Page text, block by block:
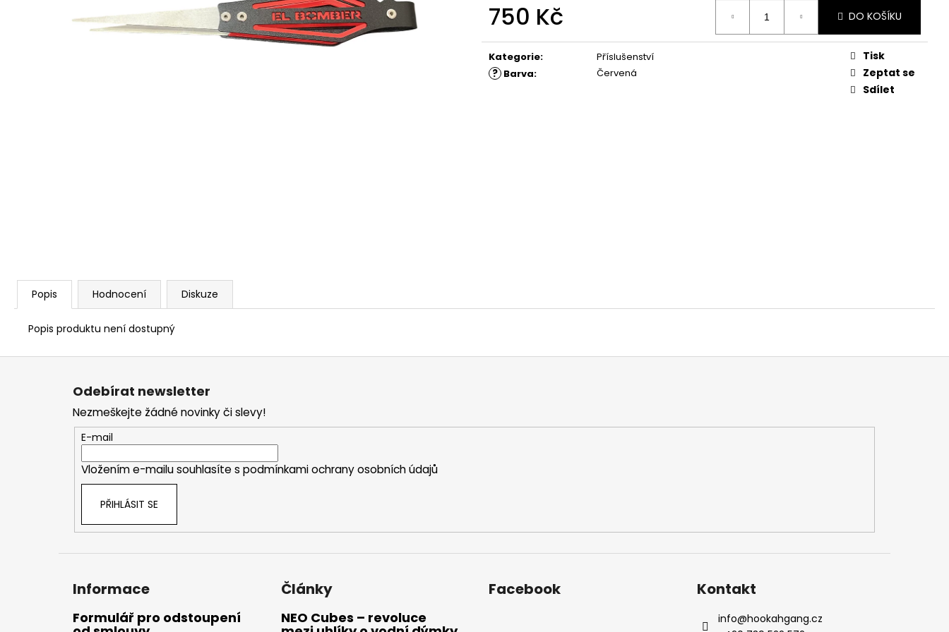
750 Kč
cena:
DO KOŠÍKU
Kategorie: Příslušenství
? Barva: Červená
Tisk
Zeptat se
Sdílet
Popis Hodnocení Diskuze
Popis produktu není dostupný
Z
Odebírat newsletter
Nezmeškejte žádné novinky či slevy!
E-mail
Vložením e-mailu souhlasíte s podmínkami ochrany osobních údajů
PŘIHLÁSIT SE
Informace
Formulář pro odstoupení
Články
NEO Cubes – revoluce
Facebook Kontakt
info@hookahgang.cz